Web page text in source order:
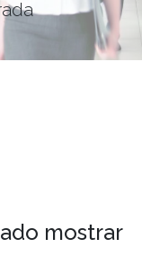
mostrar